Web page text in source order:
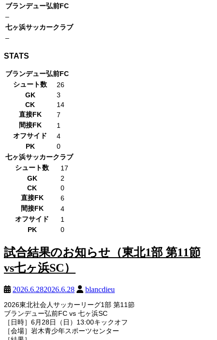
ブランデュー弘前FC
–
七ヶ浜サッカークラブ
–
STATS
ブランデュー弘前FC
シュート数
26
GK
3
CK
14
直接FK
7
間接FK
1
オフサイド
4
PK
0
七ヶ浜サッカークラブ
シュート数
17
GK
2
CK
0
直接FK
6
間接FK
4
オフサイド
1
PK
0
試合結果のお知らせ（東北1部 第11節
vs七ヶ浜SC）
2026.6.282026.6.28 blancdieu
2026東北社会人サッカーリーグ1部 第11節
ブランデュー弘前FC vs 七ヶ浜SC
［日時］6月28日（日）13:00キックオフ
［会場］岩木青少年スポーツセンター